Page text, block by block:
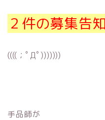
２件の募集告知
((((；ﾟДﾟ)))))))
手品師が